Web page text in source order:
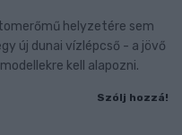
helyzetére sem
új dunai vízlépcső - a jövő
kell alapozni.
Szólj hozzá!